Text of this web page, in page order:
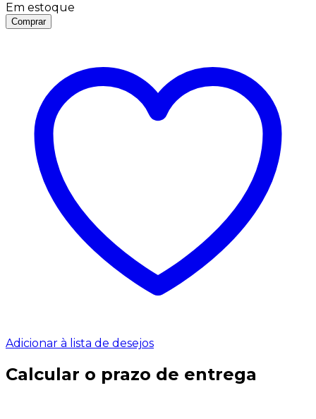
Em estoque
Comprar
Adicionar à lista de desejos
Calcular o prazo de entrega